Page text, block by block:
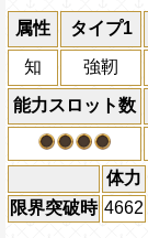
属性 タイプ1
知 強靭
能力スロット数
体力
限界突破時 4662